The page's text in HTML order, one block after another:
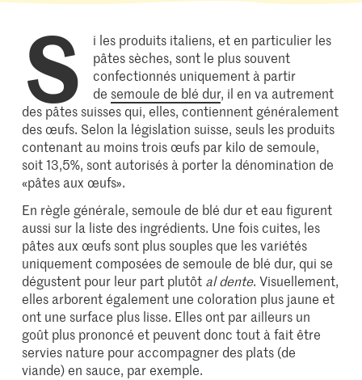
S
i les produits italiens, et en particulier les
pâtes sèches, sont le plus souvent
confectionnés uniquement à partir
de semoule de blé dur, il en va autrement
des pâtes suisses qui, elles, contiennent généralement
des œufs. Selon la législation suisse, seuls les produits
contenant au moins trois œufs par kilo de semoule,
soit 13,5%, sont autorisés à porter la dénomination de
«pâtes aux œufs».
En règle générale, semoule de blé dur et eau figurent
aussi sur la liste des ingrédients. Une fois cuites, les
pâtes aux œufs sont plus souples que les variétés
uniquement composées de semoule de blé dur, qui se
dégustent pour leur part plutôt al dente. Visuellement,
elles arborent également une coloration plus jaune et
ont une surface plus lisse. Elles ont par ailleurs un
goût plus prononcé et peuvent donc tout à fait être
servies nature pour accompagner des plats (de
viande) en sauce, par exemple.